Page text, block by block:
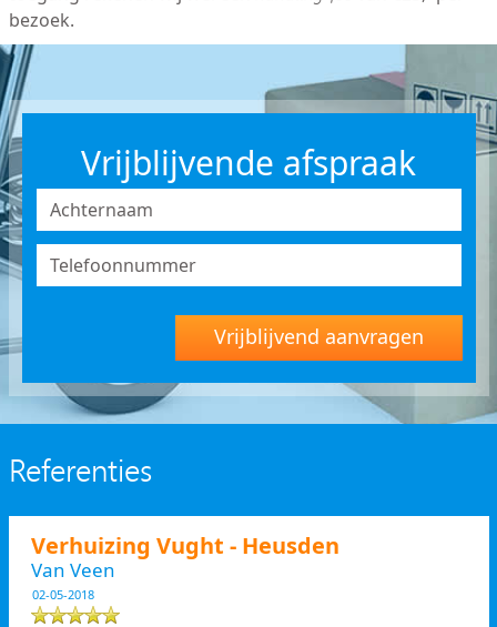
bezoek.
Vrijblijvende afspraak
Vrijblijvend aanvragen
Referenties
Verhuizing Vught - Heusden
Van Veen
02-05-2018